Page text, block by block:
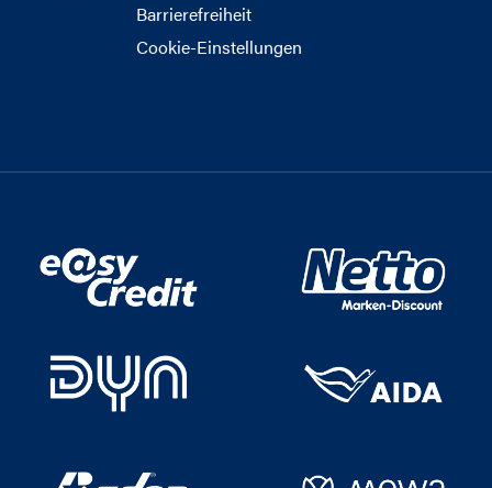
Barrierefreiheit
Cookie-Einstellungen